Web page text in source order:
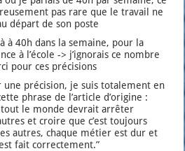
pas rare que le tra­vail ne
départ de son poste
à 40h dans la semaine, pour la
à l’école -> j’i­gno­rais ce nombre
pour ces pré­ci­sions
pré­ci­sion, je suis tota­le­ment en
phrase de l’ar­ticle d’o­ri­gine :
tout le monde devrait arrê­ter
et croire que c’est tou­jours
autres, chaque métier est dur et
fait cor­rec­te­ment.”